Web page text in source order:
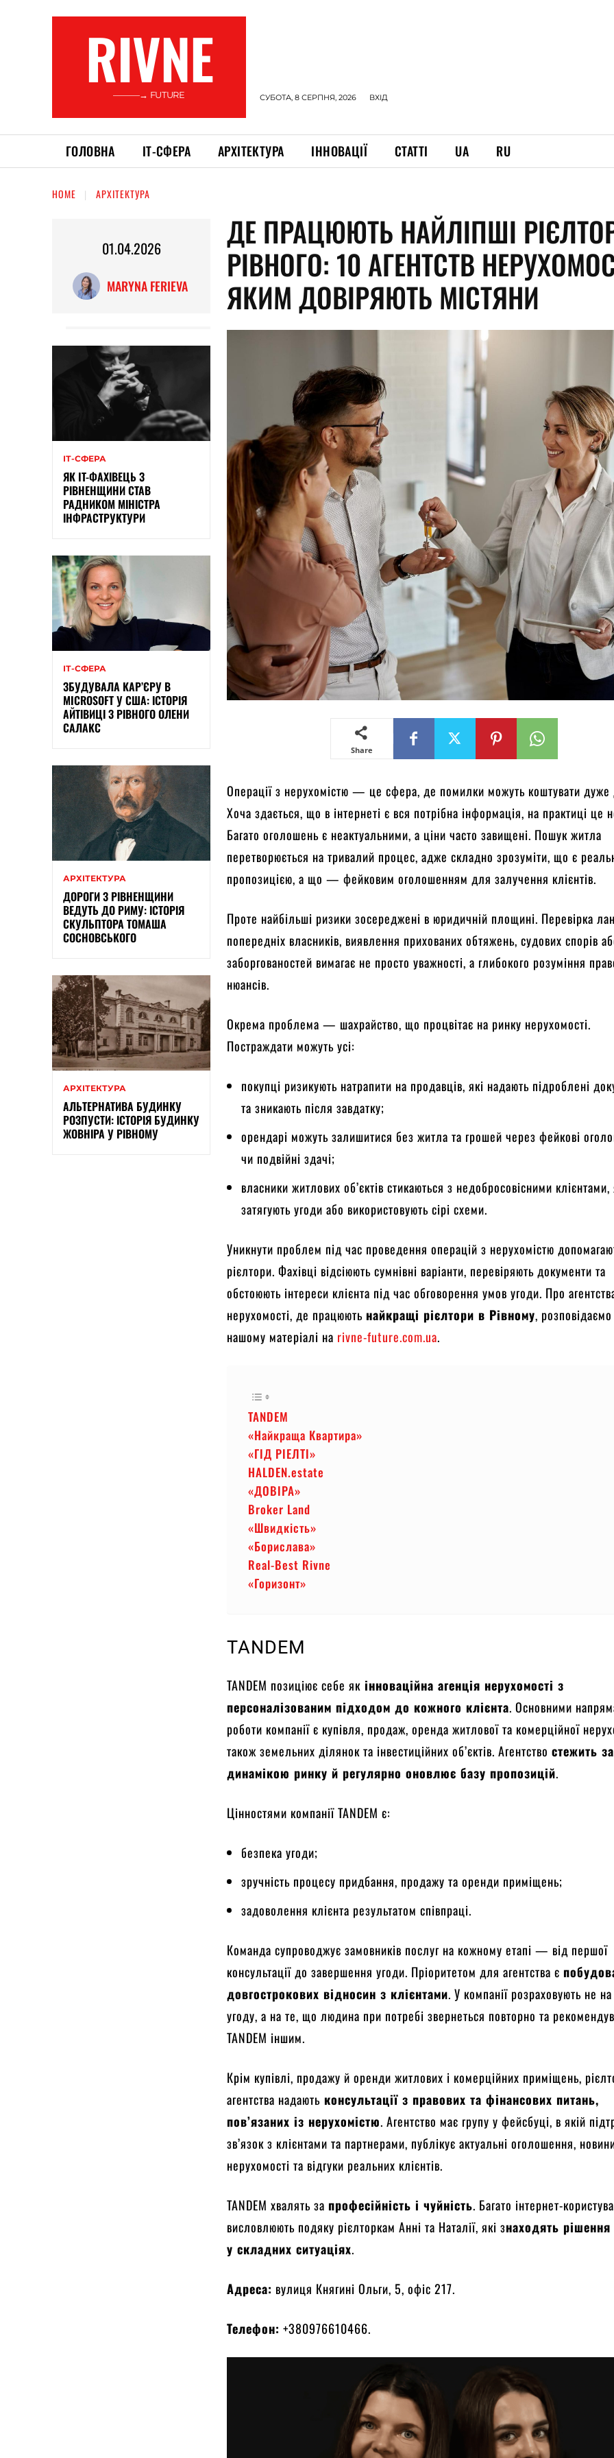
RIVNE
———→ FUTURE СУБОТА, 8 СЕРПНЯ, 2026 ВХІД
ГОЛОВНА ІТ-СФЕРА АРХІТЕКТУРА ІННОВАЦІЇ СТАТТІ UA RU
HOME АРХІТЕКТУРА
01.04.2026
MARYNA FERIEVA
ІТ-СФЕРА
ЯК IT-ФАХІВЕЦЬ З
РІВНЕНЩИНИ СТАВ
РАДНИКОМ МІНІСТРА
ІНФРАСТРУКТУРИ
ІТ-СФЕРА
ЗБУДУВАЛА КАР’ЄРУ В
MICROSOFT У США: ІСТОРІЯ
АЙТІВИЦІ З РІВНОГО ОЛЕНИ
САЛАКС
АРХІТЕКТУРА
ДОРОГИ З РІВНЕНЩИНИ
ВЕДУТЬ ДО РИМУ: ІСТОРІЯ
СКУЛЬПТОРА ТОМАША
СОСНОВСЬКОГО
АРХІТЕКТУРА
АЛЬТЕРНАТИВА БУДИНКУ
РОЗПУСТИ: ІСТОРІЯ БУДИНКУ
ЖОВНІРА У РІВНОМУ
ДЕ ПРАЦЮЮТЬ НАЙЛІПШІ
РІВНОГО: 10 АГЕНТСТВ
ЯКИМ ДОВІРЯЮТЬ МІСТЯНИ
Share
Операції з нерухомістю — це сфера, де помилки можуть коштувати дуже
Хоча здається, що в інтернеті є вся потрібна інформація, на практиці це
Багато оголошень є неактуальними, а ціни часто завищені. Пошук житла
перетворюється на тривалий процес, адже складно зрозуміти, що є
пропозицією, а що — фейковим оголошенням для залучення клієнтів.
Проте найбільші ризики зосереджені в юридичній площині. Перевірка
попередніх власників, виявлення прихованих обтяжень, судових спорів
заборгованостей вимагає не просто уважності, а глибокого розуміння
нюансів.
Окрема проблема — шахрайство, що процвітає на ринку нерухомості.
Постраждати можуть усі:
покупці ризикують натрапити на продавців, які надають підроблені
та зникають після завдатку;
орендарі можуть залишитися без житла та грошей через фейкові
чи подвійні здачі;
власники житлових об’єктів стикаються з недобросовісними клієнтами,
затягують угоди або використовують сірі схеми.
Уникнути проблем під час проведення операцій з нерухомістю
рієлтори. Фахівці відсіюють сумнівні варіанти, перевіряють документи та
обстоюють інтереси клієнта під час обговорення умов угоди. Про
нерухомості, де працюють найкращі рієлтори в Рівному,
нашому матеріалі на rivne-future.com.ua.
TANDEM
«Найкраща Квартира»
«ГІД РІЕЛТІ»
HALDEN.estate
«ДОВІРА»
Broker Land
«Швидкість»
«Борислава»
Real-Best Rivne
«Горизонт»
TANDEM
TANDEM позиціює себе як інноваційна агенція нерухомості з
персоналізованим підходом до кожного клієнта. Основними
роботи компанії є купівля, продаж, оренда житлової та комерційної
також земельних ділянок та інвестиційних об’єктів. Агентствостежить за
динамікою ринку й регулярно оновлює базу пропозицій.
Цінностями компанії TANDEM є:
безпека угоди;
зручність процесу придбання, продажу та оренди приміщень;
задоволення клієнта результатом співпраці.
Команда супроводжує замовників послуг на кожному етапі — від першої
консультації до завершення угоди. Пріоритетом для агентства є
довгострокових відносин з клієнтами. У компанії розраховують не
угоду, а на те, що людина при потребі звернеться повторно та
TANDEM іншим.
Крім купівлі, продажу й оренди житлових і комерційних приміщень,
агентства надають консультації з правових та фінансових питань,
пов’язаних із нерухомістю. Агентство має групу у фейсбуці, в якій
зв’язок з клієнтами та партнерами, публікує актуальні оголошення,
нерухомості та відгуки реальних клієнтів.
TANDEM хвалять за професійність і чуйність. Багато інтернет-
висловлюють подяку рієлторкам Анні та Наталії, які знаходять рішення
у складних ситуаціях.
Адреса: вулиця Княгині Ольги, 5, офіс 217.
Телефон: +380976610466.